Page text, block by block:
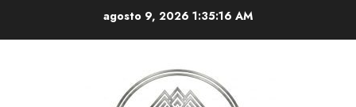
agosto 9, 20261:35:17 AM